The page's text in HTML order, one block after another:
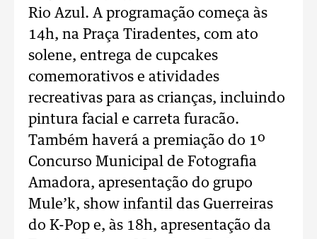
Rio Azul. A programação começa às
14h, na Praça Tiradentes, com ato
solene, entrega de cupcakes
comemorativos e atividades
recreativas para as crianças, incluindo
pintura facial e carreta furacão.
Também haverá a premiação do 1º
Concurso Municipal de Fotografia
Amadora, apresentação do grupo
Mule’k, show infantil das Guerreiras
do K-Pop e, às 18h, apresentação da